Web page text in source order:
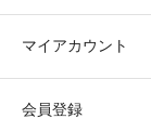
マイアカウント
会員登録